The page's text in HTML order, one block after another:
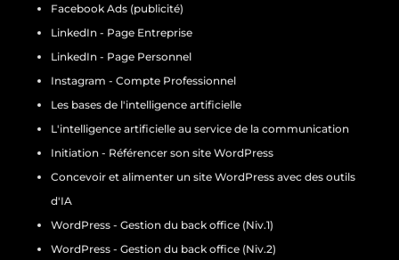
Facebook Ads (publicité)
LinkedIn - Page Entreprise
LinkedIn - Page Personnel
Instagram - Compte Professionnel
Les bases de l'intelligence artificielle
L'intelligence artificielle au service de la communication
Initiation - Référencer son site WordPress
Concevoir et alimenter un site WordPress avec des outils
d'IA
WordPress - Gestion du back office (Niv.1)
WordPress - Gestion du back office (Niv.2)